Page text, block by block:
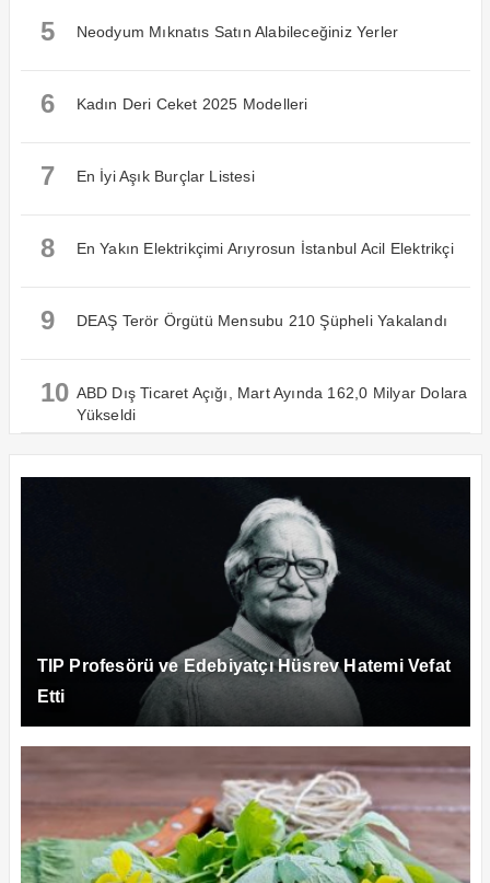
5 Neodyum Mıknatıs Satın Alabileceğiniz Yerler
6 Kadın Deri Ceket 2025 Modelleri
7 En İyi Aşık Burçlar Listesi
8 En Yakın Elektrikçimi Arıyrosun İstanbul Acil Elektrikçi
9 DEAŞ Terör Örgütü Mensubu 210 Şüpheli Yakalandı
10 ABD Dış Ticaret Açığı, Mart Ayında 162,0 Milyar Dolara
Yükseldi
TIP Profesörü ve Edebiyatçı Hüsrev Hatemi Vefat
Etti